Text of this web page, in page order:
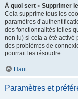
À quoi sert « Supprimer
Cela supprime tous les
paramètres
des fonctionnalités telles
non lu) si cela a été activé
des problèmes de
pourrait les résoudre.
Haut
Paramètres et